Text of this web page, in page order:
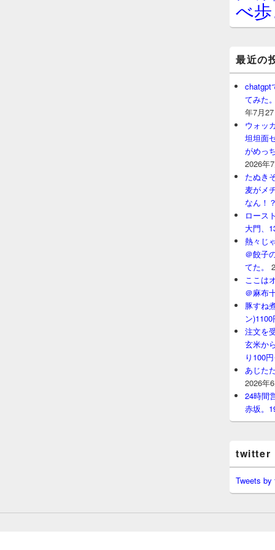
べ
最近の
chatgpt
てみた
年7月
ウォッ
坦坦面
がめっ
2026年
たぬき
麦がメ
なん！
ロース
大門、
熱々じ
＠餃子
てた。
ここは
＠麻布
豚すね
ン
注文を
玄米か
り100
あじた
2026年
24時間
赤坂。
twitter
Tweets by